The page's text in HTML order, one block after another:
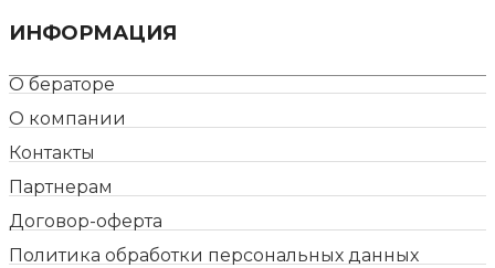
ИНФОРМАЦИЯ
О бераторе
О компании
Контакты
Партнерам
Договор-оферта
Политика обработки персональных данных